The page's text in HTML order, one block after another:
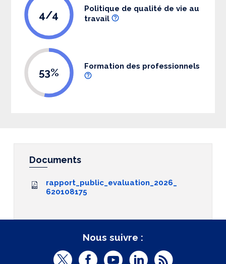
4/4
Politique de qualité de vie au
travail
53% Formation des professionnels
Documents
rapport_public_evaluation_2026_
620108175
Nous suivre :
T
F
Y
L
R